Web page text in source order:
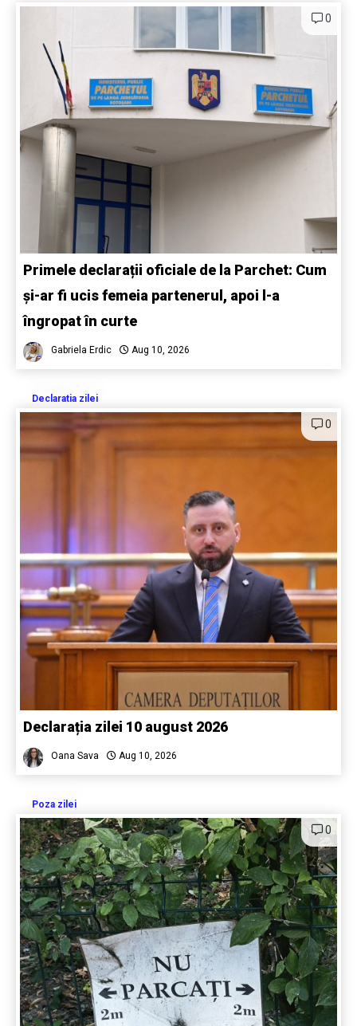
0
Primele declarații oficiale de la Parchet: Cum
și-ar fi ucis femeia partenerul, apoi l-a
îngropat în curte
Gabriela Erdic Aug 10, 2026
Declaratia zilei
0
Declarația zilei 10 august 2026
Oana Sava Aug 10, 2026
Poza zilei
0